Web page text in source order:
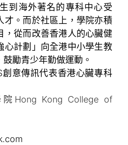
到海外著名的專科中心受
才。而於社區上，學院亦積
，從而改善香港人的心臟健
心計劃」向全港中小學生教
勵青少年勤做運動。
意傳訊代表香港心臟專科
Hong Kong College of